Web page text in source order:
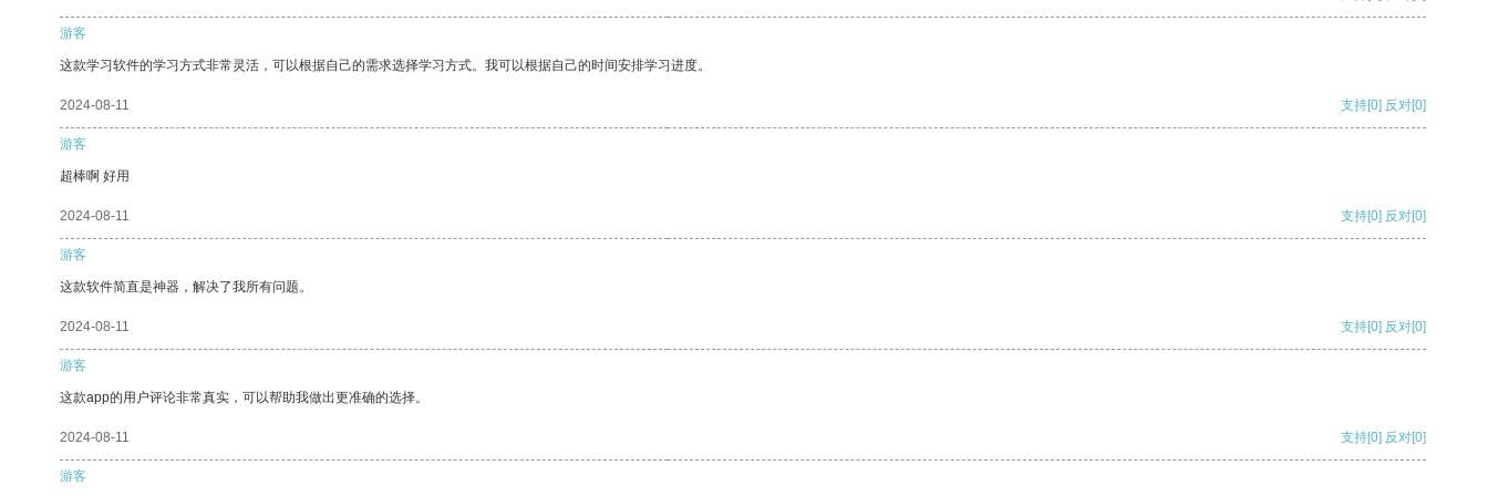
游客
这款学习软件的学习方式非常灵活，可以根据自己的需求选择学习方式。我可以根据自己的时间安排学习进度。
2024-08-11 支持[0] 反对[0]
游客
超棒啊 好用
2024-08-11 支持[0] 反对[0]
游客
这款软件简直是神器，解决了我所有问题。
2024-08-11 支持[0] 反对[0]
游客
这款app的用户评论非常真实，可以帮助我做出更准确的选择。
2024-08-11 支持[0] 反对[0]
游客